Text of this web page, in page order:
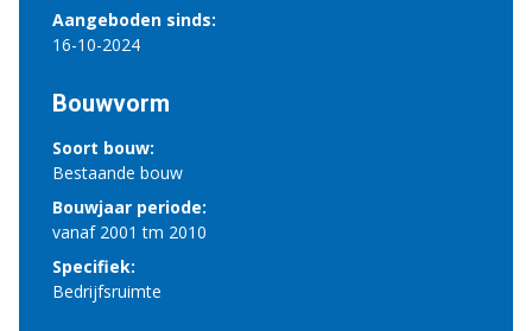
Aangeboden sinds:
16-10-2024
Bouwvorm
Soort bouw:
Bestaande bouw
Bouwjaar periode:
vanaf 2001 tm 2010
Specifiek:
Bedrijfsruimte